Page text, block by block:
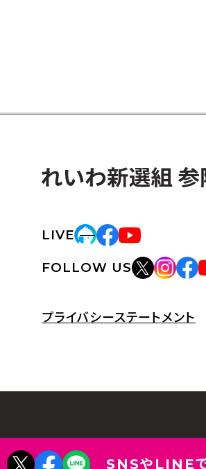
SNSやLINEで
LIVE
FOLLOW US
プライバシーステートメント